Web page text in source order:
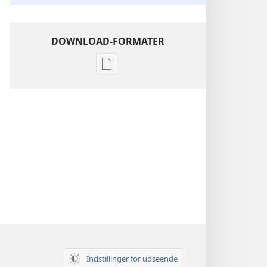
DOWNLOAD-FORMATER
Indstillinger
Indstillinger for udseende